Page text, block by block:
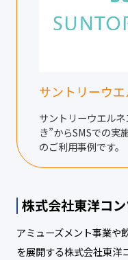
サントリーウ
サントリーウエル
き”からSMSでの実
のご利用事例です。
株式会社東洋コ
アミューズメント事業や
を展開する株式会社東洋